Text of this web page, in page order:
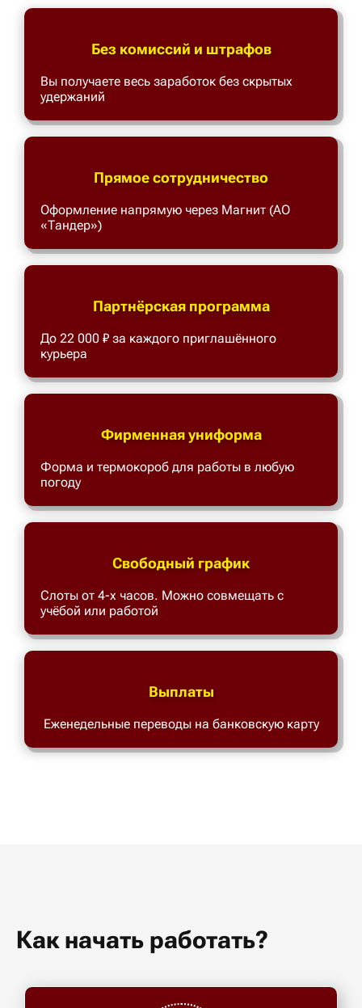
Без комиссий и штрафов
Вы получаете весь заработок без скрытых
удержаний
Прямое сотрудничество
Оформление напрямую через Магнит (АО
«Тандер»)
Партнёрская программа
До 22 000 ₽ за каждого приглашённого
курьера
Фирменная униформа
Форма и термокороб для работы в любую
погоду
Свободный график
Слоты от 4-х часов. Можно совмещать с
учёбой или работой
Выплаты
Еженедельные переводы на банковскую карту
Как начать работать?